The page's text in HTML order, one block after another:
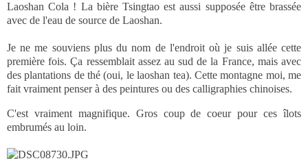
Laoshan Cola ! La bière Tsingtao est aussi supposée être brassée
avec de l'eau de source de Laoshan.
Je ne me souviens plus du nom de l'endroit où je suis allée cette
première fois. Ça ressemblait assez au sud de la France, mais avec
des plantations de thé (oui, le laoshan tea). Cette montagne moi, me
fait vraiment penser à des peintures ou des calligraphies chinoises.
C'est vraiment magnifique. Gros coup de coeur pour ces îlots
embrumés au loin.